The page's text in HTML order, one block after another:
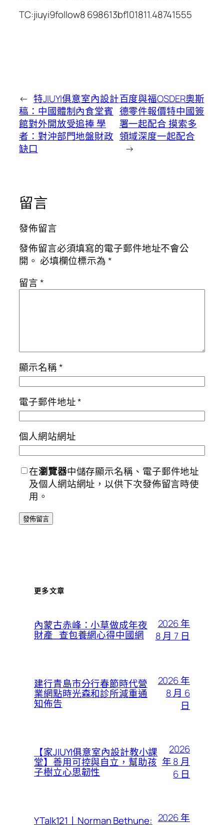
TC:jiuyi9follow8 698613bf101811.48741555
← 特JIUYI俱意室內設計
稿：中國體制內食堂賓
館對外開放受追捧 學
者：對沖部門地盤財政
缺口
百度與福OSDER奧斯
德零件報價特中國簽
署一起配合 摸索多
領域深度一起配合
→
留言
發佈留言
發佈留言必須填寫的電子郵件地址不會公
開。 必填欄位標示為*
留言*
顯示名稱*
電子郵件地址*
個人網站網址
在瀏覽器中儲存顯示名稱、電子郵件地址
及個人網站網址，以供下次發佈留言時使
用。
更多文章
內蒙古赤峰：小草做成年夜
財產_查包養網心得中國網
2026 年
8 月 7 日
建行青島市分行春節時代營
業網點時光森和診所減重通
知佈告
2026 年
8 月 6
日
【家JIUYI俱意室內設計教小課
堂】善用可控與自立，幫助孩
子樹立心思韌性
2026
年 8 月
6 日
YTalk121丨Norman Bethune: 2026 年